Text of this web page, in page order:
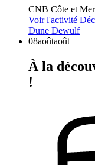
CNB Côte et
Voir l'activité
Dune Dewulf
08aoûtaoût
À la
!